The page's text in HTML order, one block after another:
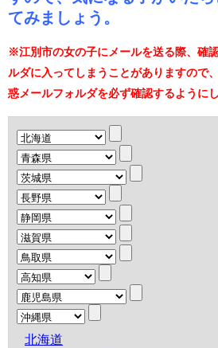
てみましょう。
※江別市の女の子にメールを送る際、確
ルダに入ってしまうことがありますので
惑メールフォルダを必ず確認するようにし
北海道